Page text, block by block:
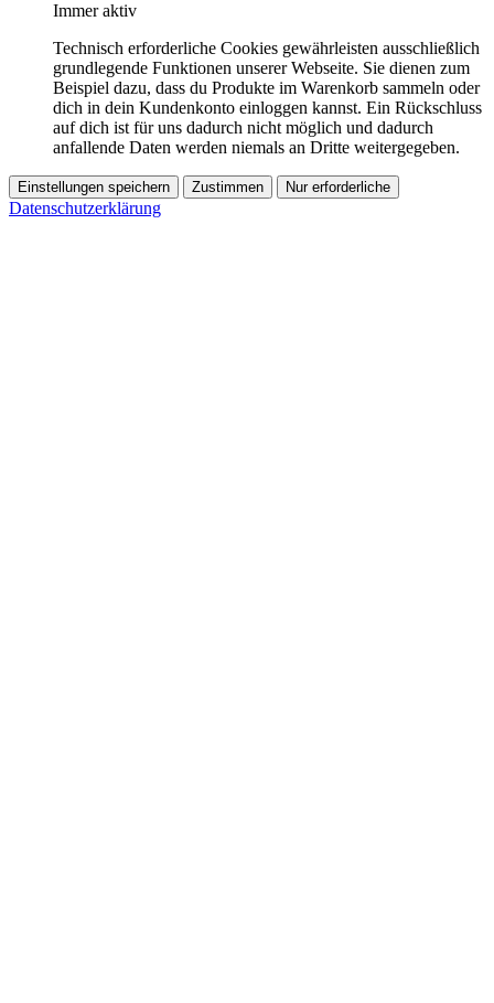
Immer aktiv
Technisch erforderliche Cookies gewährleisten ausschließlich
grundlegende Funktionen unserer Webseite. Sie dienen zum
Beispiel dazu, dass du Produkte im Warenkorb sammeln oder
dich in dein Kundenkonto einloggen kannst. Ein Rückschluss
auf dich ist für uns dadurch nicht möglich und dadurch
anfallende Daten werden niemals an Dritte weitergegeben.
Einstellungen speichern Zustimmen Nur erforderliche
Datenschutzerklärung